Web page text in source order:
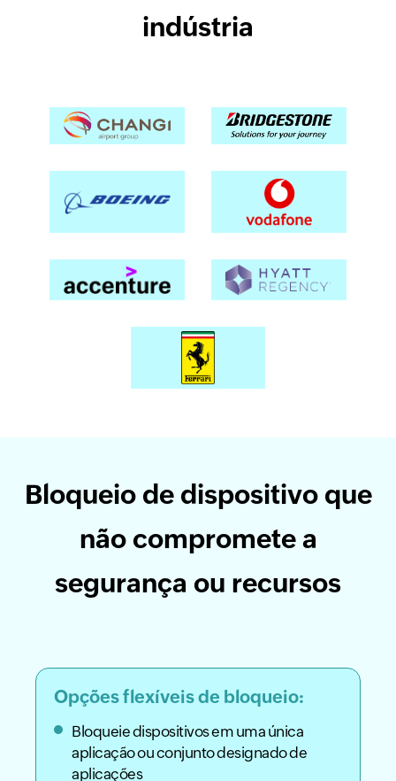
indústria
Bloqueio de dispositivo que
não compromete a
segurança ou recursos
Opções flexíveis de bloqueio:
Bloqueie dispositivos em uma única
aplicação ou conjunto designado de
aplicações